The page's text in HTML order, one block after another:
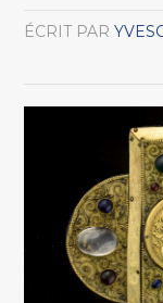
ÉCRIT PAR